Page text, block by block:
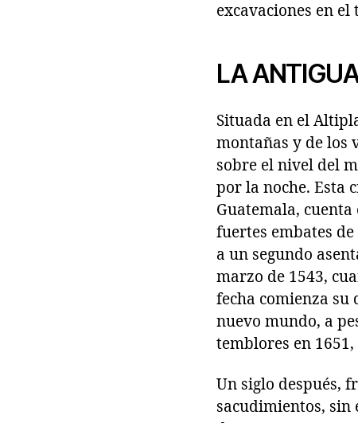
excavaciones en
LA
Situada en el
montañas y de los
sobre el nivel del
por la noche. Esta
Guatemala,
fuertes embates
a un segundo
marzo de 1543,
fecha comienza
nuevo mundo, a
temblores en 1651,
Un siglo después,
sacudimientos, sin